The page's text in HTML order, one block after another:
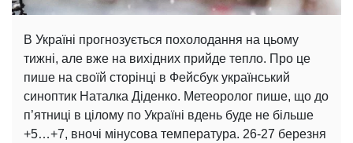
В Україні прогнозується похолодання на цьому
тижні, але вже на вихідних прийде тепло. Про це
пише на своїй сторінці в Фейсбук український
синоптик Наталка Діденко. Метеоролог пише, що до
п’ятниці в цілому по Україні вдень ​​буде не більше
+5…+7, вночі мінусова температура. 26-27 березня